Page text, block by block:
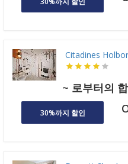
Citadines
~ 로부터의
30%까지 할인